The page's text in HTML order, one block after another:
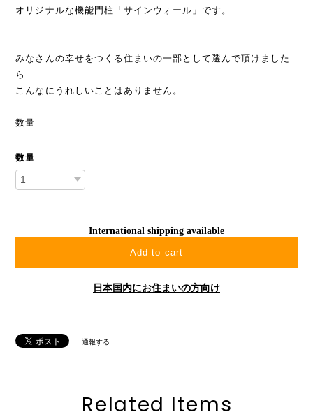
オリジナルな機能門柱「サインウォール」です。
みなさんの幸せをつくる住まいの一部として選んで頂けました
ら
こんなにうれしいことはありません。
数量
数量
International shipping available
Add to cart
日本国内にお住まいの方向け
通報する
Related Items